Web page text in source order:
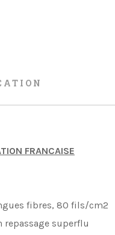
FRANCAISE
fibres, 80 fils/cm2
repassage superflu